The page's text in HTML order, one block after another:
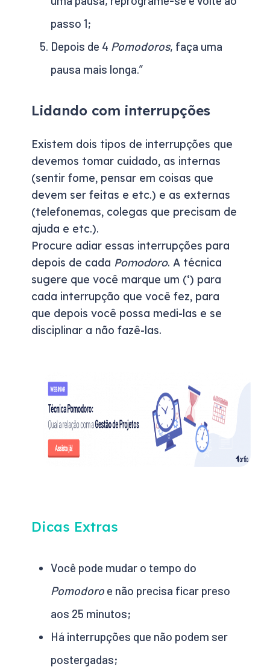
passo 1;
Depois de 4 Pomodoros, faça uma
pausa mais longa.”
Lidando com interrupções
Existem dois tipos de interrupções que
devemos tomar cuidado, as internas
(sentir fome, pensar em coisas que
devem ser feitas e etc.) e as externas
(telefonemas, colegas que precisam de
ajuda e etc.).
Procure adiar essas interrupções para
depois de cada Pomodoro. A técnica
sugere que você marque um (‘) para
cada interrupção que você fez, para
que depois você possa medi-las e se
disciplinar a não fazê-las.
Dicas Extras
Você pode mudar o tempo do
Pomodoro e não precisa ficar preso
aos 25 minutos;
Há interrupções que não podem ser
postergadas;